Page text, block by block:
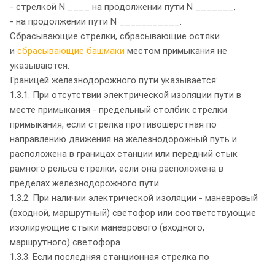
- стрелкой N ____ на продолжении пути N _______,
- на продолжении пути N ___________.
Сбрасывающие стрелки, сбрасывающие остяки
и сбрасывающие башмаки местом примыкания не
указываются.
Границей железнодорожного пути указывается:
1.3.1. При отсутствии электрической изоляции пути в
месте примыкания - предельный столбик стрелки
примыкания, если стрелка противошерстная по
направлению движения на железнодорожный путь и
расположена в границах станции или передний стык
рамного рельса стрелки, если она расположена в
пределах железнодорожного пути.
1.3.2. При наличии электрической изоляции - маневровый
(входной, маршрутный) светофор или соответствующие
изолирующие стыки маневрового (входного,
маршрутного) светофора.
1.3.3. Если последняя станционная стрелка по